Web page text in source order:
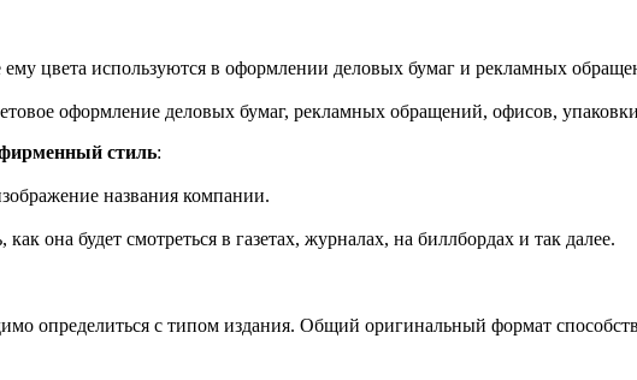
цвета используются в оформлении деловых бумаг и рекламных
оформление деловых бумаг, рекламных обращений, офисов,
фирменный стиль:
названия компании.
она будет смотреться в газетах, журналах, на биллбордах и так далее.
определиться с типом издания. Общий оригинальный формат